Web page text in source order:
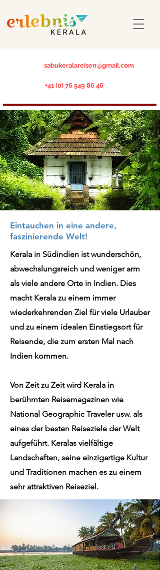
sabukeralareisen@gmail.com
+41 (0) 76 549 86 46
Eintauchen in eine andere,
faszinierende Welt!
Kerala in Südindien ist wunderschön,
abwechslungsreich und weniger arm
als viele andere Orte in Indien. Dies
macht Kerala zu einem immer
wiederkehrenden Ziel für viele Urlauber
und zu einem idealen Einstiegsort für
Reisende, die zum ersten Mal nach
Indien kommen.
Von Zeit zu Zeit wird Kerala in
berühmten Reisemagazinen wie
National Geographic Traveler usw. als
eines der besten Reiseziele der Welt
aufgeführt. Keralas vielfältige
Landschaften, seine einzigartige Kultur
und Traditionen machen es zu einem
sehr attraktiven Reiseziel.